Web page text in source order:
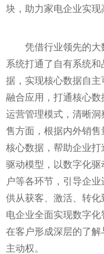
块，助力家电企业实现
凭借行业领先的大
系统打通了自有系统
据，实现核心数据自
融合应用，打通核心
运营管理模式，清晰
售方面，根据内外销
核心数据，帮助企业
驱动模型，以数字化
户等各环节，引导企
供从获客、激活、转
电企业全面实现数字
在客户形成深层的了
主动权。